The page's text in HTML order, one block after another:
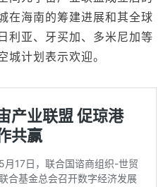
在海南的筹建进展和其全球
利亚、牙买加、多米尼加等
计划表示欢迎。